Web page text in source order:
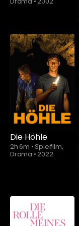
Die Höhle
2h 6m • Spielfilm,
Drama •2022